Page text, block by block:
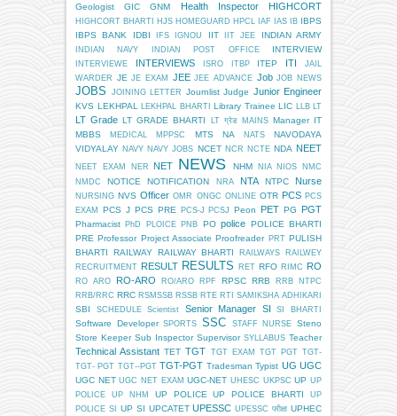
Geologist GIC GNM Health Inspector HIGHCORT
HIGHCORT BHARTI HJS HOMEGUARD HPCL IAF IAS IB
IBPS
IBPS BANK
IDBI IFS IGNOU IIT IIT JEE INDIAN ARMY
INDIAN NAVY INDIAN POST OFFICE INTERVIEW
INTERVIEWE INTERVIEWS ISRO ITBP ITEP ITI
JAIL
WARDER JE JE EXAM JEE JEE ADVANCE Job JOB NEWS
JOBS JOINING LETTER Journlist Judge Junior Engineer
KVS LEKHPAL LEKHPAL BHARTI Library Trainee LIC LLB LT
LT Grade LT GRADE BHARTI LT ग्रेड MAINS
Manager IT
MBBS
MEDICAL MPPSC MTS NA NATS
NAVODAYA
VIDYALAY NAVY NAVY JOBS NCET NCR NCTE NDA NEET
NEET EXAM NER NET NEWS NHM NIA NIOS
NMC
NMDC
NOTICE NOTIFICATION NRA NTA NTPC Nurse
NURSING NVS Officer OMR ONGC ONLINE OTR PCS PCS
EXAM
PCS J PCS PRE PCS-J PCSJ Peon PET PG PGT
Pharmacist PhD PLOICE PNB PO police
POLICE BHARTI
PRE Professor Project Associate Proofreader PRT PULISH
BHARTI
RAILWAY RAILWAY BHARTI RAILWAYS
RAILWEY
RECRUITMENT RESULT RESULTS RET RFO RIMC RO
RO ARO RO-ARO RO/ARO RPF RPSC RRB
RRB NTPC
RRB/RRC RRC RSMSSB RSSB RTE RTI SAMIKSHA ADHIKARI
SBI SCHEDULE Scientist Senior Manager SI SI BHARTI
Software Developer SPORTS SSC STAFF NURSE
Steno
Store Keeper Sub Inspector Supervisor SYLLABUS Teacher
Technical Assistant TET TGT TGT EXAM TGT PGT TGT-
TGT- PGT TGT--PGT TGT-PGT Tradesman Typist UG UGC
UGC NET UGC NET EXAM UGC-NET UHESC UKPSC UP UP
POLICE
UP NHM UP POLICE UP POLICE BHARTI
UP
POLICE SI
UP SI UPCATET UPESSC UPESSC परीक्षा UPHEC